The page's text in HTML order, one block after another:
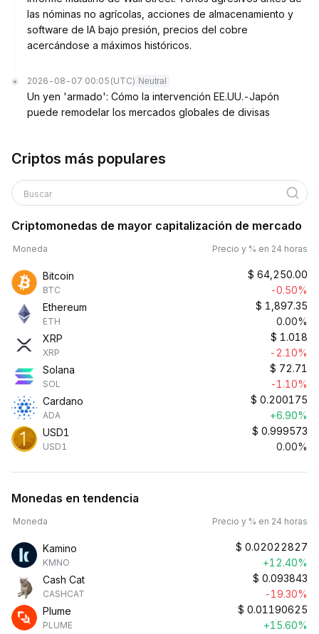
las nóminas no agrícolas, acciones de almacenamiento y
software de IA bajo presión, precios del cobre
acercándose a máximos históricos.
2026-08-07 00:05 (UTC) Neutral
Un yen 'armado': Cómo la intervención EE.UU.-Japón
puede remodelar los mercados globales de divisas
Criptos más populares
Buscar
Criptomonedas de mayor capitalización de mercado
Moneda Precio y % en 24 horas
Bitcoin
BTC
$ 64,250.00
-0.50%
Ethereum
ETH
$ 1,897.35
0.00%
XRP
XRP
$ 1.018
-2.10%
Solana
SOL
$ 72.71
-1.10%
Cardano
ADA
$ 0.200175
+6.90%
USD1
USD1
$ 0.999573
0.00%
Monedas en tendencia
Moneda Precio y % en 24 horas
Kamino
KMNO
$ 0.02022827
+12.40%
Cash Cat
CASHCAT
$ 0.093843
-19.30%
Plume
PLUME
$ 0.01190625
+15.60%